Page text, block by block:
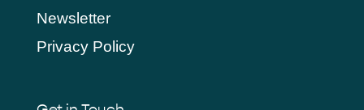
Newsletter
Privacy Policy